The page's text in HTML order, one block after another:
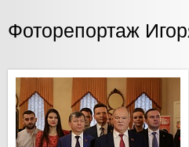
Фоторепортаж